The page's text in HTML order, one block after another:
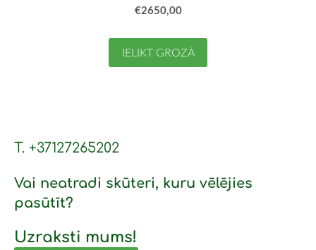
T. +37127265202
Vai neatradi skūteri, kuru vēlējies
pasūtīt?
Uzraksti mums!
€2650,00
IELIKT GROZĀ